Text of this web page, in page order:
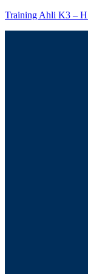
Training Ahli K3 –